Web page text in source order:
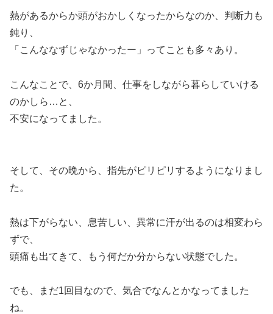
熱があるからか頭がおかしくなったからなのか、判断力も
鈍り、
「こんななずじゃなかったー」ってことも多々あり。
こんなことで、6か月間、仕事をしながら暮らしていける
のかしら…と、
不安になってました。
そして、その晩から、指先がピリピリするようになりまし
た。
熱は下がらない、息苦しい、異常に汗が出るのは相変わら
ずで、
頭痛も出てきて、もう何だか分からない状態でした。
でも、まだ1回目なので、気合でなんとかなってました
ね。